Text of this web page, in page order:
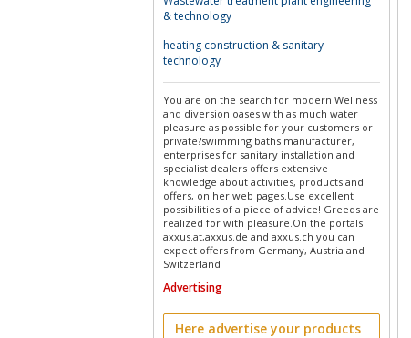
& technology
heating construction & sanitary
technology
You are on the search for modern Wellness
and diversion oases with as much water
pleasure as possible for your customers or
private?swimming baths manufacturer,
enterprises for sanitary installation and
specialist dealers offers extensive
knowledge about activities, products and
offers, on her web pages.Use excellent
possibilities of a piece of advice! Greeds are
realized for with pleasure.On the portals
axxus.at,axxus.de and axxus.ch you can
expect offers from Germany, Austria and
Switzerland
Advertising
Here advertise your products